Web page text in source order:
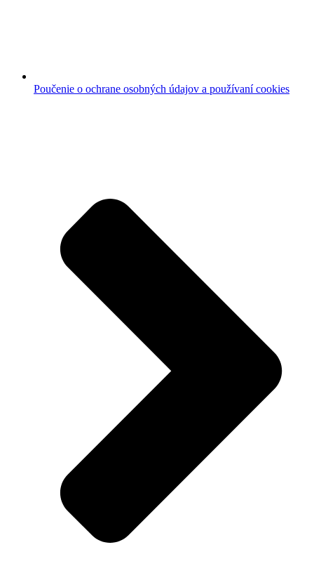
Poučenie o ochrane osobných údajov a používaní cookies